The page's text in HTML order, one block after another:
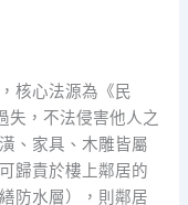
，核心法源為《民
失，不法侵害他人之
、家具、木雕皆屬
歸責於樓上鄰居的
防水層），則鄰居